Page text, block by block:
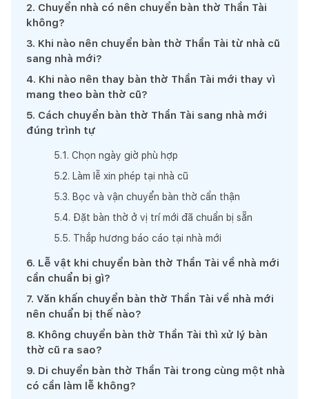
2. Chuyển nhà có nên chuyển bàn thờ Thần Tài
không?
3. Khi nào nên chuyển bàn thờ Thần Tài từ nhà cũ
sang nhà mới?
4. Khi nào nên thay bàn thờ Thần Tài mới thay vì
mang theo bàn thờ cũ?
5. Cách chuyển bàn thờ Thần Tài sang nhà mới
đúng trình tự
5.1 . Chọn ngày giờ phù hợp
5.2. Làm lễ xin phép tại nhà cũ
5.3. Bọc và vận chuyển bàn thờ cẩn thận
5.4. Đặt bàn thờ ở vị trí mới đã chuẩn bị sẵn
5.5. Thắp hương báo cáo tại nhà mới
6. Lễ vật khi chuyển bàn thờ Thần Tài về nhà mới
cần chuẩn bị gì?
7. Văn khấn chuyển bàn thờ Thần Tài về nhà mới
nên chuẩn bị thế nào?
8. Không chuyển bàn thờ Thần Tài thì xử lý bàn
thờ cũ ra sao?
9. Di chuyển bàn thờ Thần Tài trong cùng một nhà
có cần làm lễ không?